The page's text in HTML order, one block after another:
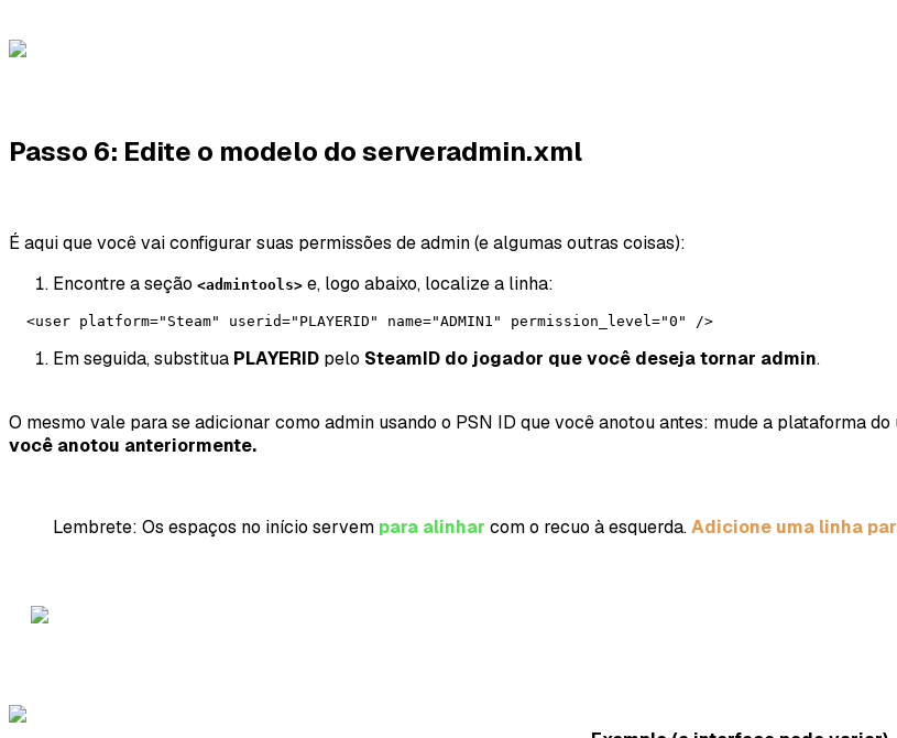
Passo 6: Edite o modelo do serveradmin.xml
É aqui que você vai configurar suas permissões de admin (e algumas outras coisas):
Encontre a seção <admintools> e, logo abaixo, localize a linha:
  <user platform="Steam" userid="PLAYERID" name="ADMIN1" permission_level="0" />
Em seguida, substitua PLAYERID pelo SteamID do jogador que você deseja tornar admin.
O mesmo vale para se adicionar como admin usando o PSN ID que você anotou antes: mude a plataforma
você anotou anteriormente.
Lembrete: Os espaços no início servem para alinhar com o recuo à esquerda.Adicione uma linha